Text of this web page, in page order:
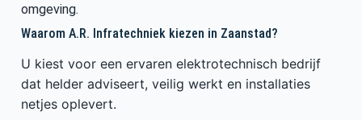
omgeving.
Waarom A.R. Infratechniek kiezen in Zaanstad?
U kiest voor een ervaren elektrotechnisch bedrijf
dat helder adviseert, veilig werkt en installaties
netjes oplevert.